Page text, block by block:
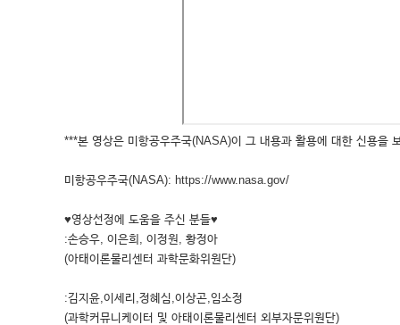
***본 영상은 미항공우주국(NASA)이 그 내용과 활용에 대한 신용을
미항공우주국(NASA): https://www.nasa.gov/
♥영상선정에 도움을 주신 분들♥
:손승우, 이은희, 이정원, 황정아
(아태이론물리센터 과학문화위원단)
:김지윤,이세리,정혜심,이상곤,임소정
(과학커뮤니케이터 및 아태이론물리센터 외부자문위원단)